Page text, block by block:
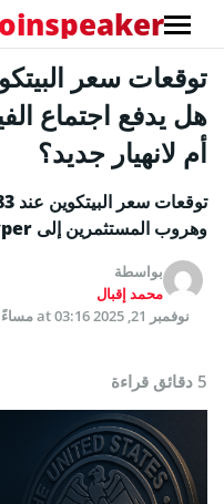
هل يدفع اجتماع
أم لانهيار جديد؟
وهروب المستثمرين إلى Bitcoin Hyper
بواسطة
محمد إقبال
نوفمبر 21, 2025 at 03:16 مساءً
5 دقائق قراءة